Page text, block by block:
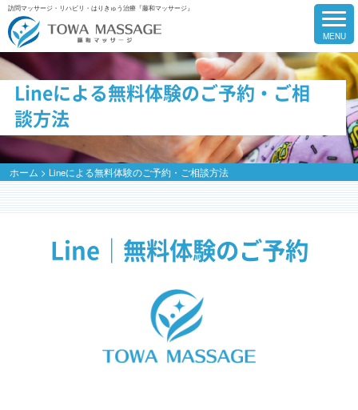
訪問マッサージ・リハビリ・はりきゅう治療『藤和マッサージ』
Lineによる無料体験のご予約・ご相
談方法
ホーム > Lineによる無料体験のご予約・ご相談方法
Line｜無料体験のご予約